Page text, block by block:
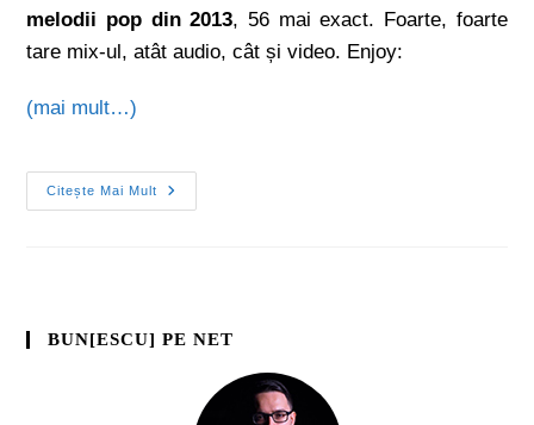
melodii pop din 2013, 56 mai exact. Foarte, foarte
tare mix-ul, atât audio, cât și video. Enjoy:
(mai mult…)
Citește Mai Mult
BUN[ESCU] PE NET